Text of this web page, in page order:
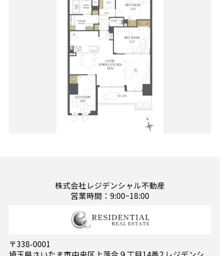
株式会社レジデンシャル不動産
営業時間：9:00~18:00
〒338-0001